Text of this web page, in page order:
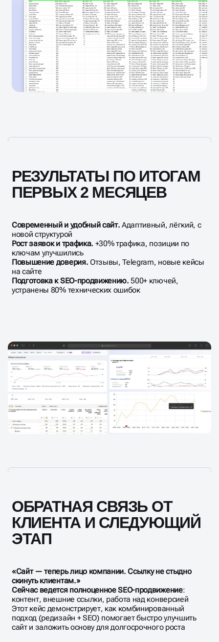
РЕЗУЛЬТАТЫ ПО ИТОГАМ
ПЕРВЫХ 2 МЕСЯЦЕВ
Современный и удобный сайт. Адаптивный, лёгкий, с
новой структурой
Рост заявок и трафика. +30% трафика, позиции по
ключам улучшились
Повышение доверия. Отзывы, Telegram, новые кейсы
на сайте
Подготовка к SEO-продвижению. 500+ ключей,
устранены 80% технических ошибок
ОБРАТНАЯ СВЯЗЬ ОТ
КЛИЕНТА И СЛЕДУЮЩИЙ
ЭТАП
«Сайт — теперь лицо компании. Ссылку не стыдно
скинуть клиентам.»
Сейчас ведется полноценное SEO-продвижение:
контент, внешние ссылки, работа над конверсией
Этот кейс демонстрирует, как комбинированный
подход (редизайн + SEO) помогает быстро улучшить
сайт и заложить основу для долгосрочного роста